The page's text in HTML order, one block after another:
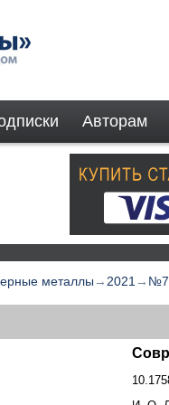
Авторам
металлы → 2021 → №7